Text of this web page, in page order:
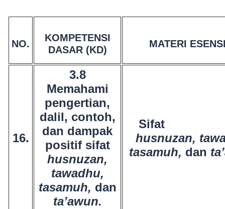
NO.
KOMPETENSI
DASAR (KD)
MATERI
16.
3.8
Memahami
pengertian,
dalil, contoh,
dan dampak
positif sifat
husnuzan,
tawadhu,
tasamuh, dan
ta’awun.
husnuzan,
tasamuh, dan